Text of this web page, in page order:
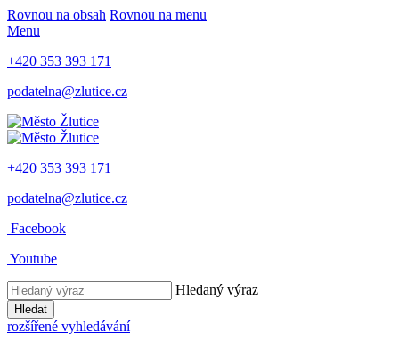
Rovnou na obsah Rovnou na menu
Menu
+420 353 393 171
podatelna@zlutice.cz
+420 353 393 171
podatelna@zlutice.cz
Facebook
Youtube
Hledaný výraz
Hledat
rozšířené vyhledávání